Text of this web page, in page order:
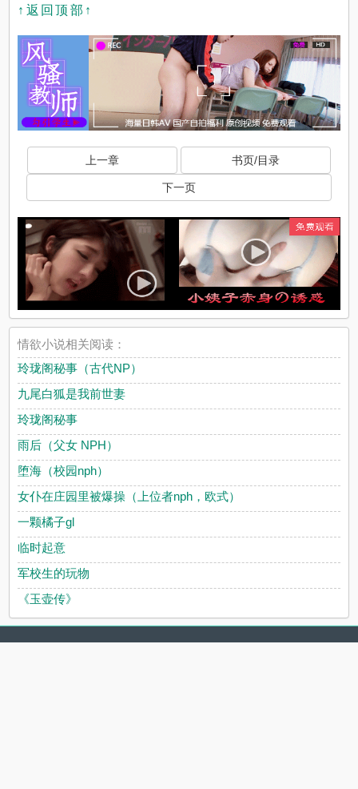
↑返回顶部↑
上一章 书页/目录
下一页
情欲小说相关阅读：
玲珑阁秘事（古代NP）
九尾白狐是我前世妻
玲珑阁秘事
雨后（父女 NPH）
堕海（校园nph）
女仆在庄园里被爆操（上位者nph，欧式）
一颗橘子gl
临时起意
军校生的玩物
《玉壶传》